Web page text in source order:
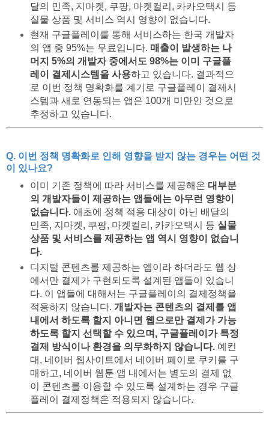
달의 민족, 지마켓, 쿠팡, 마켓컬리, 카카오택시 등
실물 상품 및 서비스 역시 영향이 없습니다.
현재 구글플레이를 통해 서비스하는 한국 개발자
의 앱 중 95%는 무료입니다. 매출이 발생하는 나
머지 5%의 개발자 중에서도 98%는 이미 구글플
레이 결제시스템을 사용하고 있습니다. 결과적으
로 이번 정책 명확화를 계기로 구글플레이 결제시
스템과 새로 연동되는 앱은 100개 미만인 것으로
추정하고 있습니다.
Q. 이번 정책 명확화로 인해 영향을 받지 않는 경우는 어떤 것
이 있나요?
이미 기존 정책에 따라 서비스를 제공해온 대부분
의 개발자들이 제공하는 앱들에는 아무런 영향이
없습니다.애초에 정책 적용 대상이 아닌 배달의
민족, 지마켓, 쿠팡, 마켓컬리, 카카오택시 등 실물
상품 및 서비스를 제공하는 앱 역시 영향이 없습니
다.
디지털 콘텐츠를 제공하는 앱이라 하더라도 웹 상
에서만 결제가 구현되도록 설계된 앱들이 있습니
다. 이 앱들에 대해서는 구글플레이의 결제정책을
적용하지 않습니다. 개발자는 콘텐츠의 결제를 앱
내에서 하도록 할지 아니면 웹으로만 결제가 가능
하도록 할지 선택할 수 있으며, 구글플레이가 특정
결제 방식이나 환경을 의무화하지 않습니다.예컨
대, 네이버 웹사이트에서 네이버 페이로 쿠키를 구
매하고, 네이버 웹툰 앱 내에서는 별도의 결제 없
이 콘텐츠를 이용할 수 있도록 설계하는 경우 구글
플레이 결제정책은 적용되지 않습니다.